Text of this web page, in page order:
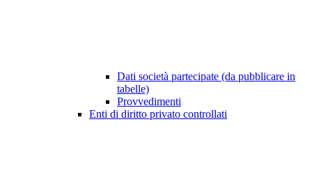
Dati società partecipate (da pubblicare in
tabelle)
Provvedimenti
Enti di diritto privato controllati